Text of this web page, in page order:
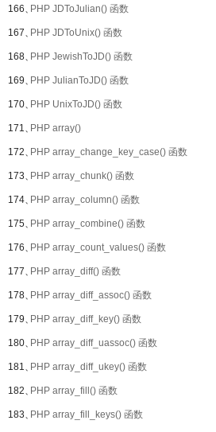
166、PHP JDToJulian() 函数
167、PHP JDToUnix() 函数
168、PHP JewishToJD() 函数
169、PHP JulianToJD() 函数
170、PHP UnixToJD() 函数
171、PHP array()
172、PHP array_change_key_case() 函数
173、PHP array_chunk() 函数
174、PHP array_column() 函数
175、PHP array_combine() 函数
176、PHP array_count_values() 函数
177、PHP array_diff() 函数
178、PHP array_diff_assoc() 函数
179、PHP array_diff_key() 函数
180、PHP array_diff_uassoc() 函数
181、PHP array_diff_ukey() 函数
182、PHP array_fill() 函数
183、PHP array_fill_keys() 函数